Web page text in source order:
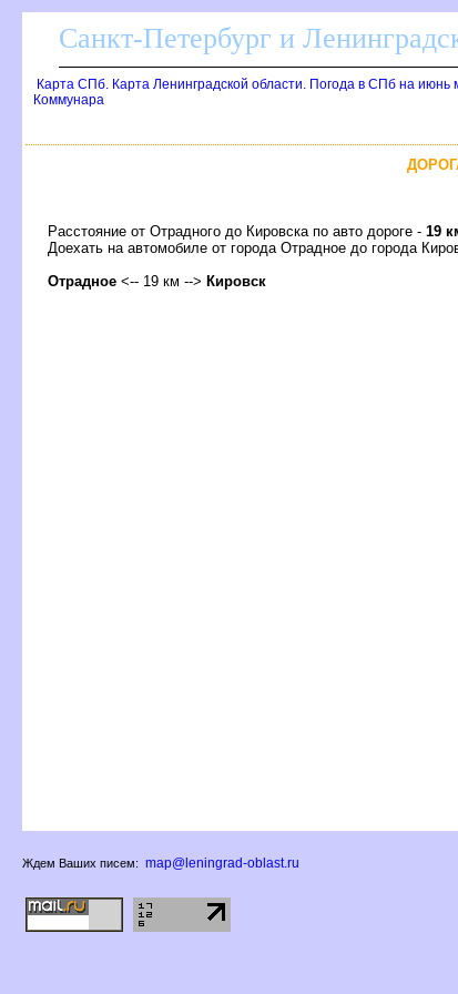
Санкт-Петербург и
Карта СПб. Карта Ленинградской области. Погода в СПб на
Коммунара
Расстояние от Отрадного до Кировска по авто дороге - 19
Доехать на автомобиле от города Отрадное до города
Отрадное <-- 19 км --> Кировск
Ждем Ваших писем: map@leningrad-oblast.ru